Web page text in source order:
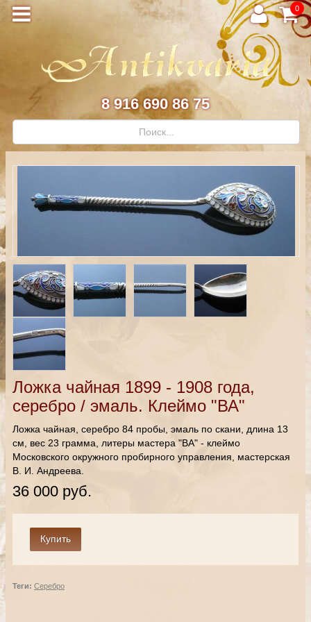
0
8 916 690 86 75
Ложка чайная 1899 - 1908 года,
серебро / эмаль. Клеймо "ВА"
Ложка чайная, серебро 84 пробы, эмаль по скани, длина 13
см, вес 23 грамма, литеры мастера "ВА" - клеймо
Московского окружного пробирного управления, мастерская
В. И. Андреева.
36 000 руб.
Теги: Серебро